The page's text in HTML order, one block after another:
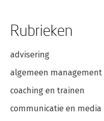
Rubrieken
advisering
algemeen management
coaching en trainen
communicatie en media